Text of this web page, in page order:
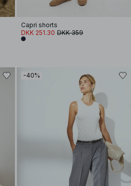
Capri shorts
DKK 251.30 DKK 359
-40%